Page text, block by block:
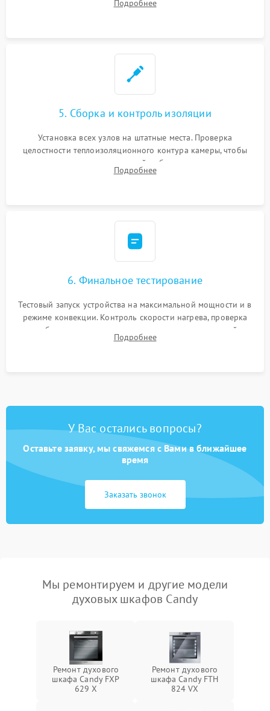
выгоревших реле, восстановление контактов и замена
Подробнее
5. Сборка и контроль изоляции
Установка всех узлов на штатные места. Проверка
целостности теплоизоляционного контура камеры, чтобы
исключить перегрев кухонной мебели и потерю тепла.
Надежная фиксация клемм и сборка корпуса шкафа.
Подробнее
6. Финальное тестирование
Тестовый запуск устройства на максимальной мощности и в
режиме конвекции. Контроль скорости нагрева, проверка
срабатывания термостата при достижении заданной
температуры и тест на отсутствие утечек тока.
Подробнее
У Вас остались вопросы?
Оставьте заявку, мы свяжемся с Вами в ближайшее
время
Заказать звонок
Мы ремонтируем и другие модели
духовых шкафов Candy
Ремонт духового
шкафа Candy FXP
629 X
Ремонт духового
шкафа Candy FTH
824 VX